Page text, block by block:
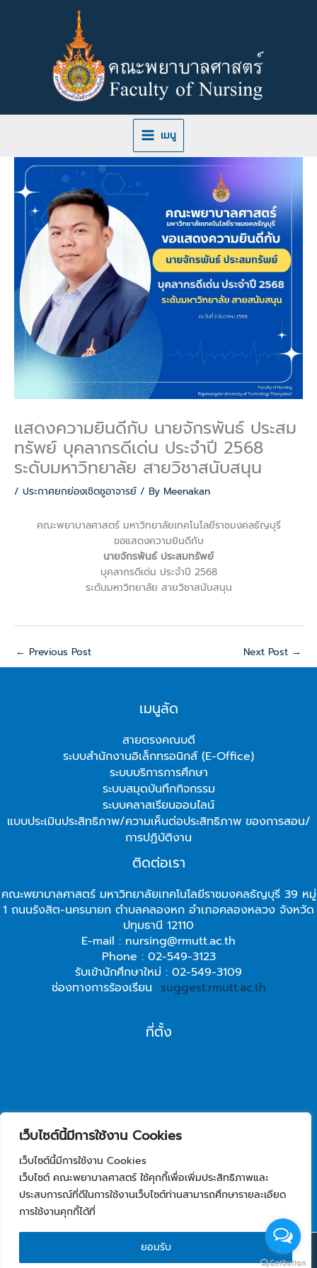
เว็บไซต์นี้มีการใช้งาน Cookies
เว็บไซต์นี้มีการใช้งาน Cookies
เว็บไซต์ คณะพยาบาลศาสตร์ ใช้คุกกี้เพื่อเพิ่มประสิทธิภาพและ
ประสบการณ์ที่ดีในการใช้งานเว็บไซต์ท่านสามารถศึกษารายละเอียด
การใช้งานคุกกี้ได้ที่
ยอมรับ
เมนู
แสดงความยินดีกับ นายจักรพันธ์ ประสม
ทรัพย์ บุคลากรดีเด่น ประจำปี 2568
ระดับมหาวิทยาลัย สายวิชาสนับสนุน
/ ประกาศยกย่องเชิดชูอาจารย์ / By Meenakan
คณะพยาบาลศาสตร์ มหาวิทยาลัยเทคโนโลยีราชมงคลธัญบุรี
ขอแสดงความยินดีกับ
นายจักรพันธ์ ประสมทรัพย์
บุคลากรดีเด่น ประจำปี 2568
ระดับมหาวิทยาลัย สายวิชาสนับสนุน
← Previous Post Next Post →
เมนูลัด
สายตรงคณบดี
ระบบสำนักงานอิเล็กทรอนิกส์ (E-Office)
ระบบบริการการศึกษา
ระบบสมุดบันทึกกิจกรรม
ระบบคลาสเรียนออนไลน์
แบบประเมินประสิทธิภาพ/ความเห็นต่อประสิทธิภาพ ของการสอน/
การปฏิบัติงาน
ติดต่อเรา
คณะพยาบาลศาสตร์ มหาวิทยาลัยเทคโนโลยีราชมงคลธัญบุรี 39 หมู่
1 ถนนรังสิต-นครนายก ตำบลคลองหก อำเภอคลองหลวง จังหวัด
ปทุมธานี 12110
E-mail : nursing@rmutt.ac.th
Phone : 02-549-3123
รับเข้านักศึกษาใหม่ : 02-549-3109
ช่องทางการร้องเรียน suggest.rmutt.ac.th
ที่ตั้ง
Copyright © 2026 คณะพยาบาลศาสตร์ มหาวิทยาลัยเทคโนโลยีราชมงคล
ธัญบุรี